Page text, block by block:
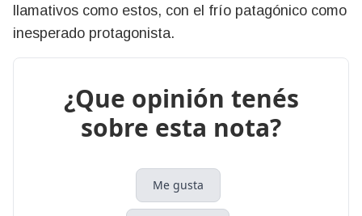
llamativos como estos, con el frío patagónico como
inesperado protagonista.
¿Que opinión tenés
sobre esta nota?
Me gusta